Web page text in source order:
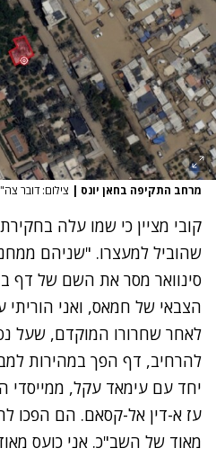
מרחב התקיפה בחאן יונס | צילום: דובר
נסה
קובי מציין כי שמו עלה
שהוביל למעצרו. "שניהם
סינוואר מסר את השם של דף
הצבאי של חמאס, ואני הוריתי
לאחר שחרורו המוקדם, שעל
להרחיב, דף הפך במהירות
יחד עם עימאד עקל, ממייסדי
עז א-דין אל-קסאם. הם הפכו
מאוד של השב"כ. אני כועס